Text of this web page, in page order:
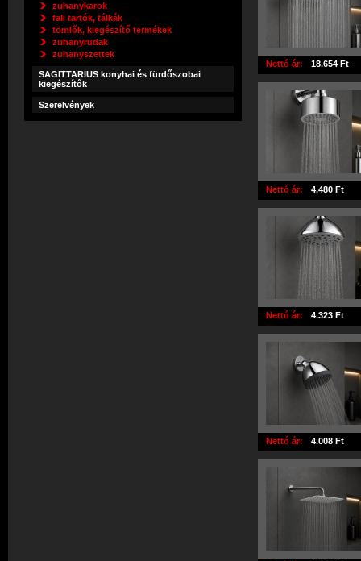
zuhanykarok
fali tartók, tálkák
tömlők, kiegészítő termékek
zuhanyrudak
zuhanyszettek
SAGITTARIUS konyhai és fürdőszobai
kiegészítők
Szerelvények
Nettó ár: 18.654 Ft
Nettó ár: 4.480 Ft
Nettó ár: 4.323 Ft
Nettó ár: 4.008 Ft